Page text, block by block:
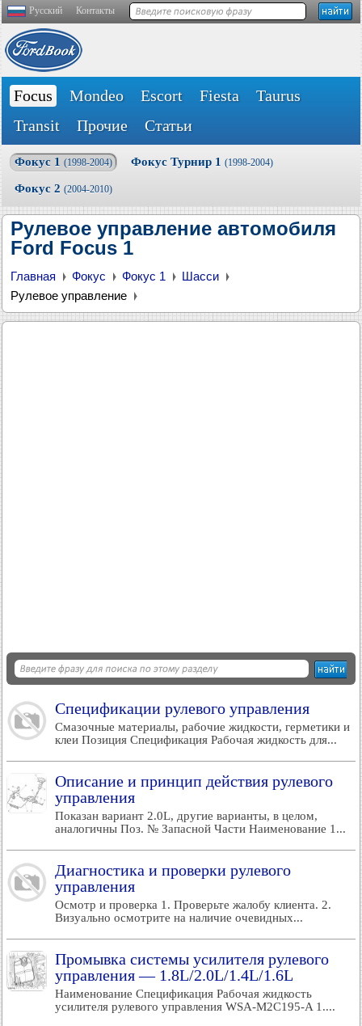
Русский Контакты
Focus Mondeo Escort Fiesta
Taurus
Transit
Прочие Статьи
Фокус 1 (1998-2004) Фокус Турнир 1 (1998-2004)
Фокус 2 (2004-2010)
Рулевое управление автомобиля
Ford Focus 1
Главная Фокус Фокус 1
Шасси
Рулевое управление
Спецификации рулевого управления
Смазочные материалы, рабочие жидкости, герметики и
клеи Позиция Спецификация Рабочая жидкость для...
Описание и принцип действия рулевого
управления
Показан вариант 2.0L, другие варианты, в целом,
аналогичны Поз. № Запасной Части Наименование 1...
Диагностика и проверки рулевого
управления
Осмотр и проверка 1. Проверьте жалобу клиента. 2.
Визуально осмотрите на наличие очевидных...
Промывка системы усилителя рулевого
управления — 1.8L/2.0L/1.4L/1.6L
Наименование Спецификация Рабочая жидкость
усилителя рулевого управления WSA-M2C195-A 1....